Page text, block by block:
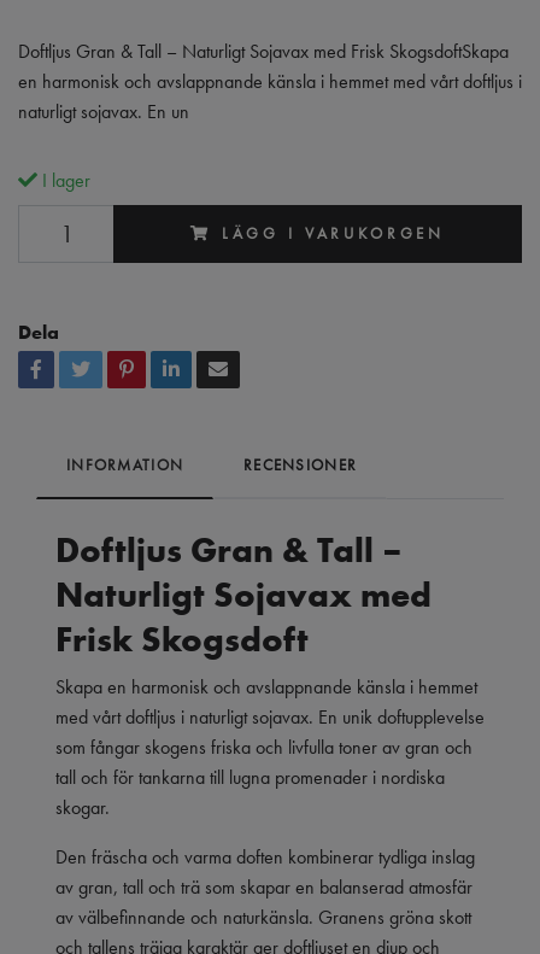
Doftljus Gran & Tall – Naturligt Sojavax med Frisk SkogsdoftSkapa
en harmonisk och avslappnande känsla i hemmet med vårt doftljus i
naturligt sojavax. En un
I lager
LÄGG I VARUKORGEN
Dela
INFORMATION RECENSIONER
Doftljus Gran & Tall –
Naturligt Sojavax med
Frisk Skogsdoft
Skapa en harmonisk och avslappnande känsla i hemmet
med vårt doftljus i naturligt sojavax. En unik doftupplevelse
som fångar skogens friska och livfulla toner av gran och
tall och för tankarna till lugna promenader i nordiska
skogar.
Den fräscha och varma doften kombinerar tydliga inslag
av gran, tall och trä som skapar en balanserad atmosfär
av välbefinnande och naturkänsla. Granens gröna skott
och tallens träiga karaktär ger doftljuset en djup och